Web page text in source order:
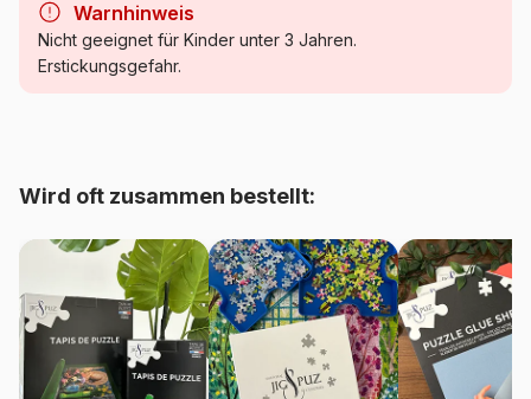
Kategorie
Puzzle - Kirchen, Kathedralen,
Artikelnummer Grafika-F-31098
EAN 3663384310980
Teileanzahl 12 Teile
Warnhinweis
Nicht geeignet für Kinder unter 3 Jahren.
Erstickungsgefahr.
Wird oft zusammen bestellt: